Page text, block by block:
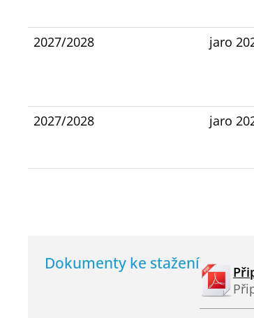
2027/2028
jaro
2027/2028 jaro
Dokumenty ke stažení